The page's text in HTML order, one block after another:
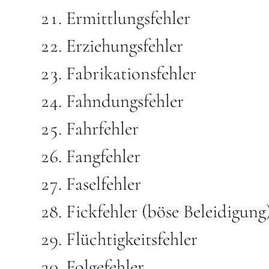
Ermittlungsfehler
Erziehungsfehler
Fabrikationsfehler
Fahndungsfehler
Fahrfehler
Fangfehler
Faselfehler
Fickfehler (böse
Flüchtigkeitsfehler